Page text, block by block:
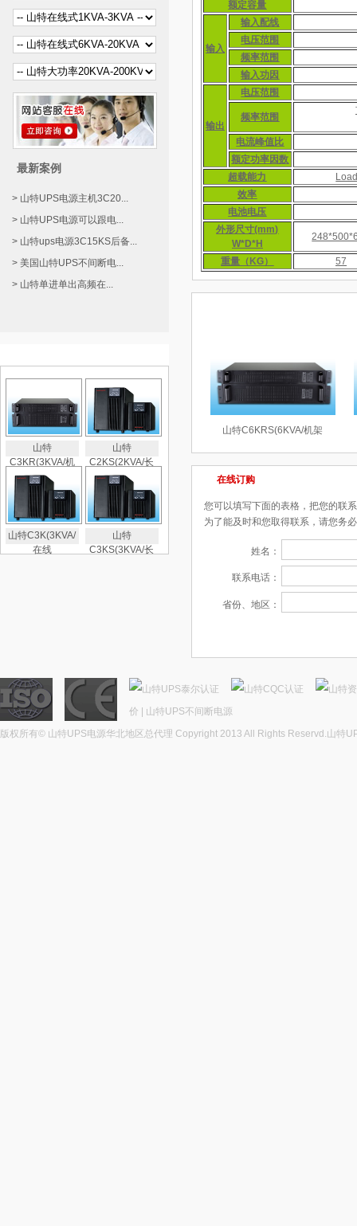
最新案例
> 山特UPS电源主机3C20...
> 山特UPS电源可以跟电...
> 山特ups电源3C15KS后备...
> 美国山特UPS不间断电...
> 山特单进单出高频在...
山特
C3KR(3KVA/机
山特
C2KS(2KVA/长
山特C3K(3KVA/
在线
山特
C3KS(3KVA/长
额定容量
输入
输入配线
电压范围
频率范围
输入功因
输出
电压范围
频率范围
电流峰值比
额定功率因数
超载能力
效率
电池电压
外形尺寸(mm)
W*D*H
重量（KG） 57
山特C6KRS(6KVA/机架
在线订购
您可以填写下面的表格，把您的联
为了能及时和您取得联系，请您务
姓名：
联系电话：
省份、地区：
价
山特UPS不间断电源
版权所有© 山特UPS电源华北地区总代理 Copyright 2013 All Rights Reservd.山特